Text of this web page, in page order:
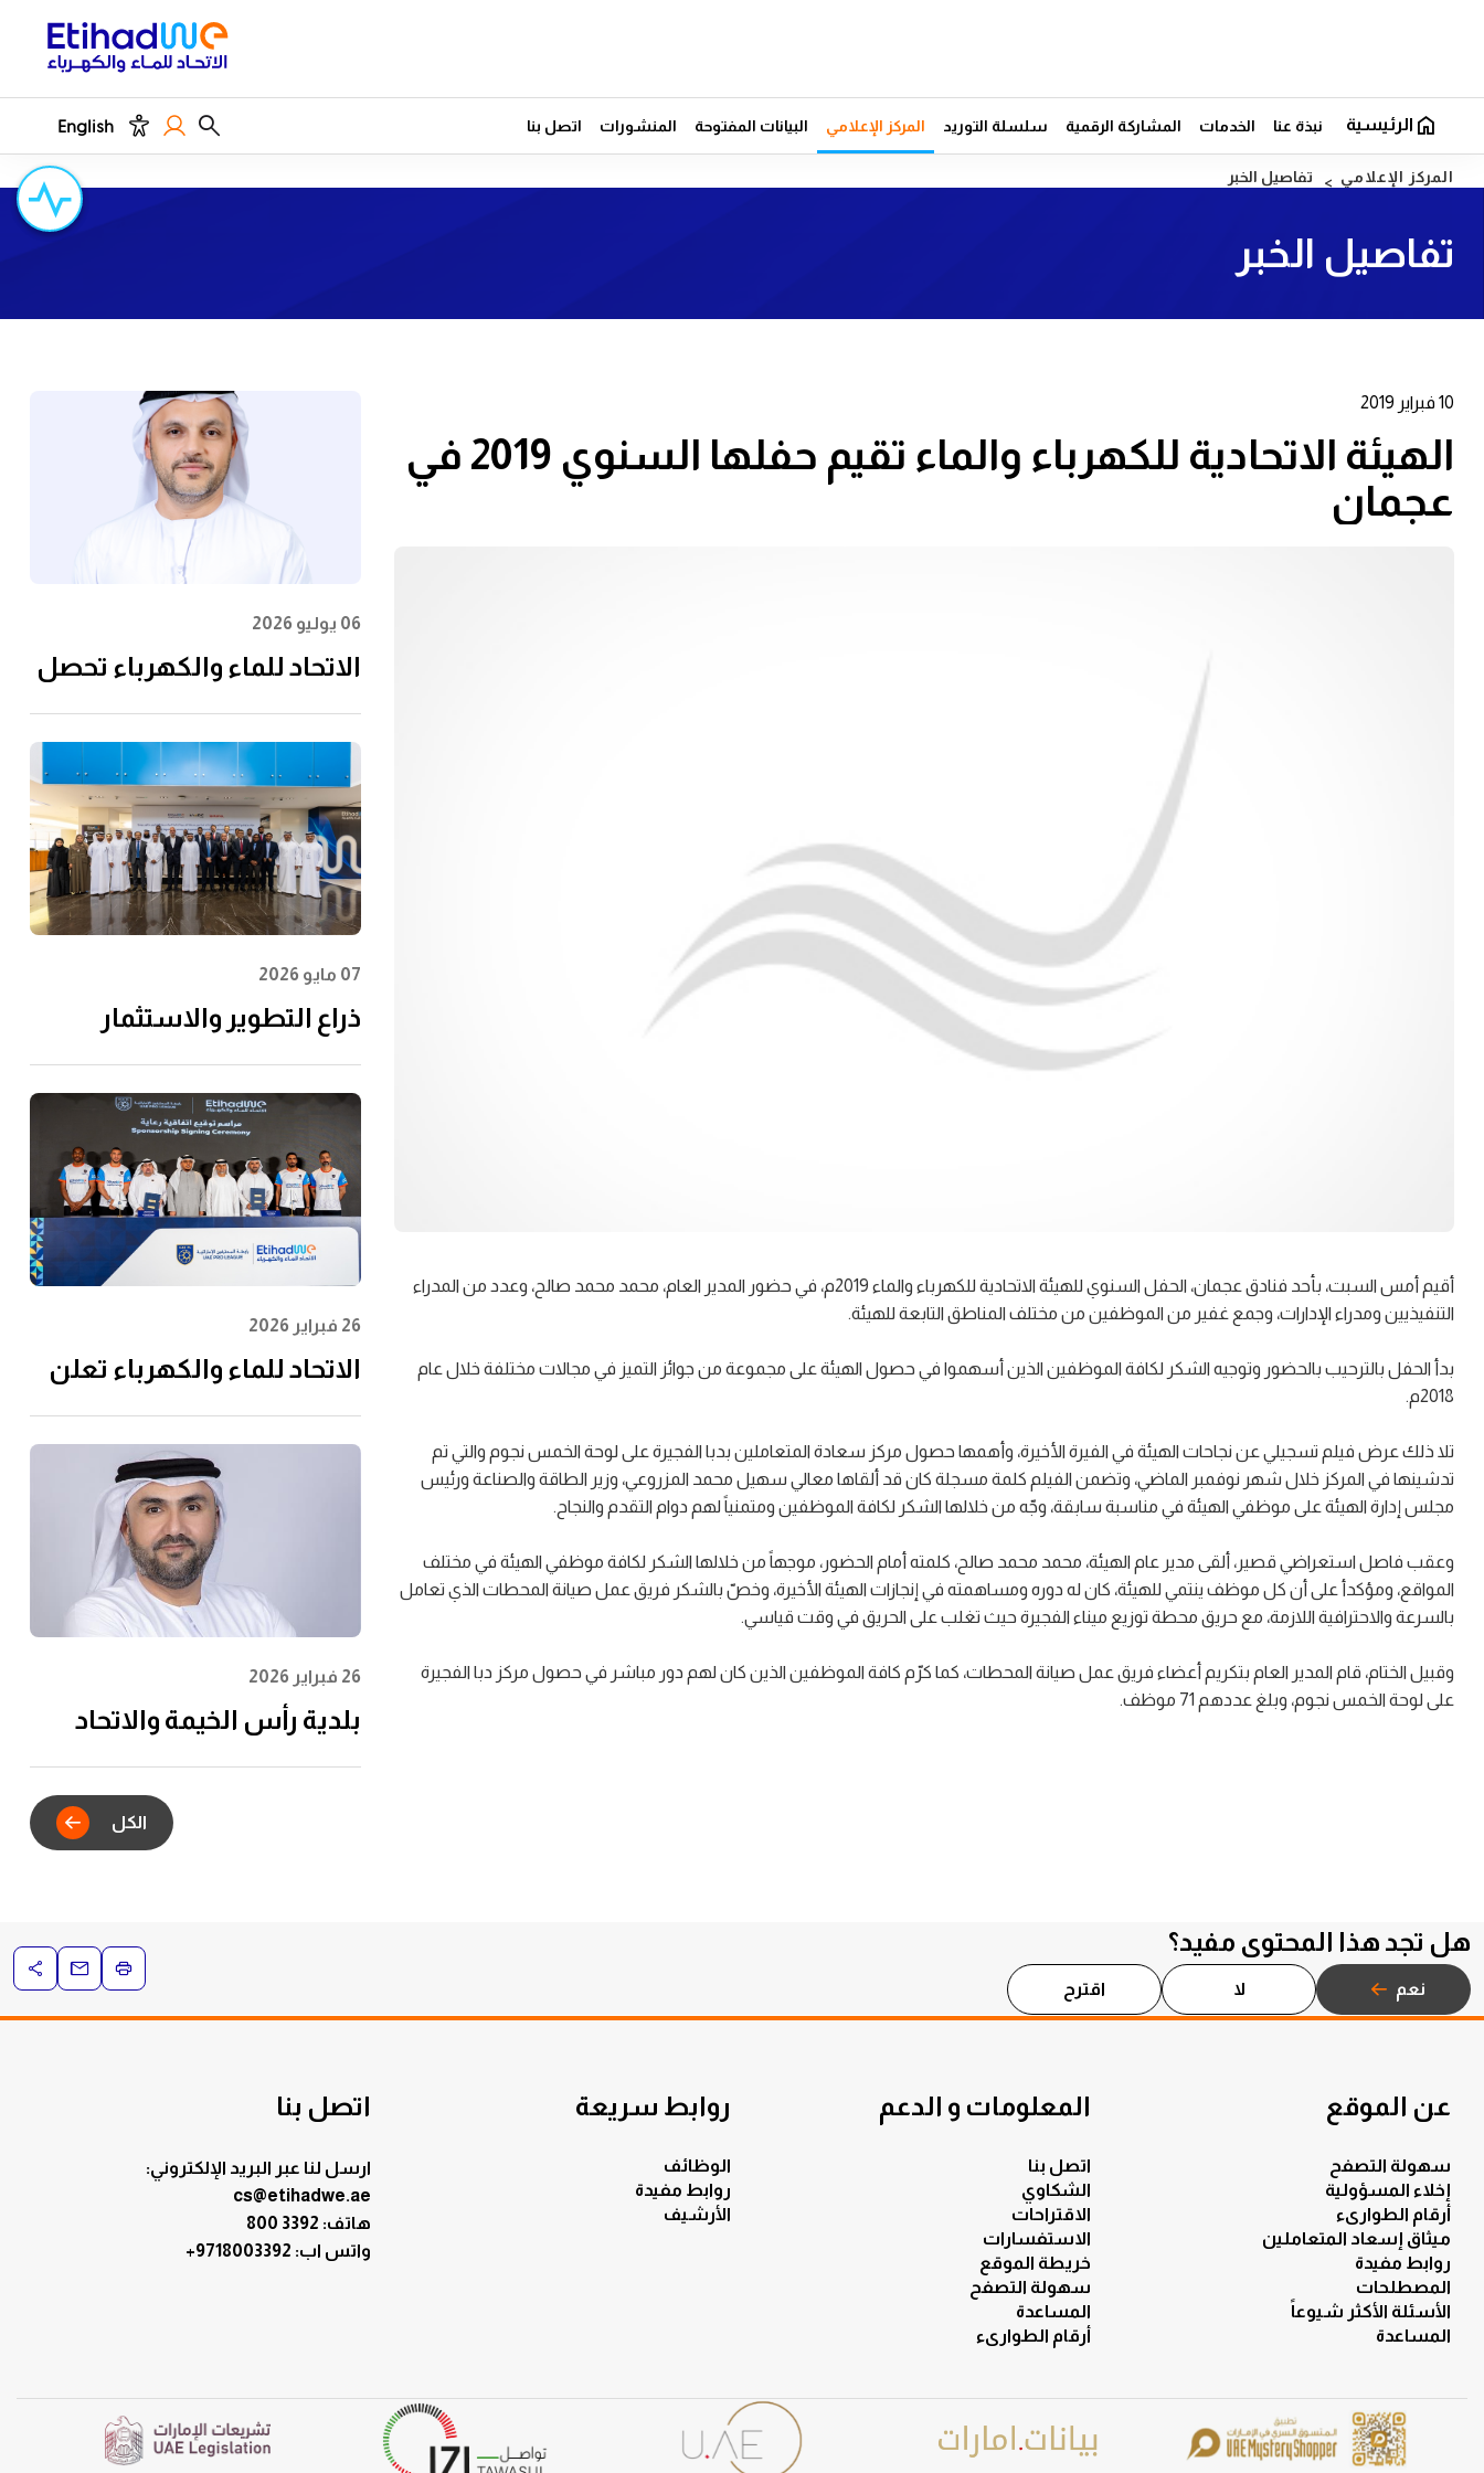
الرئيسية نبذة عنا الخدمات المشاركة الرقمية سلسلة التوريد المركز الإعلامي البيانات المفتوحة المنشورات اتصل بنا English
المركز الإعلامي تفاصيل الخبر
تفاصيل الخبر
10 فبراير 2019
الهيئة الاتحادية للكهرباء والماء تقيم حفلها السنوي 2019 في
عجمان
أقيم أمس السبت، بأحد فنادق عجمان، الحفل السنوي للهيئة الاتحادية للكهرباء والماء 2019م، في حضور المدير العام، محمد محمد صالح، وعدد من المدراء
التنفيذيين ومدراء الإدارات، وجمع غفير من الموظفين من مختلف المناطق التابعة للهيئة.
بدأ الحفل بالترحيب بالحضور وتوجيه الشكر لكافة الموظفين الذين أسهموا في حصول الهيئة على مجموعة من جوائز التميز في مجالات مختلفة خلال عام
2018م.
تلا ذلك عرض فيلم تسجيلي عن نجاحات الهيئة في الفيرة الأخيرة، وأهمها حصول مركز سعادة المتعاملين بدبا الفجيرة على لوحة الخمس نجوم والتي تم
تدشينها في المركز خلال شهر نوفمبر الماضي، وتضمن الفيلم كلمة مسجلة كان قد ألقاها معالي سهيل محمد المزروعي، وزير الطاقة والصناعة ورئيس
مجلس إدارة الهيئة على موظفي الهيئة في مناسبة سابقة، وجّه من خلالها الشكر لكافة الموظفين ومتمنياً لهم دوام التقدم والنجاح.
وعقب فاصل استعراضي قصير، ألقى مدير عام الهيئة، محمد محمد صالح، كلمته أمام الحضور، موجهاً من خلالها الشكر لكافة موظفي الهيئة في مختلف
المواقع، ومؤكدأ على أن كل موظف ينتمي للهيئة، كان له دوره ومساهمته في إنجازات الهيئة الأخيرة، وخصّ بالشكر فريق عمل صيانة المحطات الذي تعامل
بالسرعة والاحترافية اللازمة، مع حريق محطة توزيع ميناء الفجيرة حيث تغلب على الحريق في وقت قياسي.
وقبيل الختام، قام المدير العام بتكريم أعضاء فريق عمل صيانة المحطات، كما كرّم كافة الموظفين الذين كان لهم دور مباشر في حصول مركز دبا الفجيرة
على لوحة الخمس نجوم، وبلغ عددهم 71 موظف.
06 يوليو 2026
الاتحاد للماء والكهرباء تحصل
55001:2024 في إدارة الأصول
07 مايو 2026
ذراع التطوير والاستثمار
والكهرباء" توقِّع اتفاقية مع
إن إم دي سي إنفرا ولانتانيا
لتنفيذ مشروع محطة الفجيرة
للتحلية سعة 60 مليون جالون
يوميًا
26 فبراير 2026
الاتحاد للماء والكهرباء تعلن
الإماراتية لتعزيز مشاركة
الشباب وتعظيم الأثر
26 فبراير 2026
بلدية رأس الخيمة والاتحاد
الشراكة الاستراتيجية للتكامل
الرقمي في خدمات عقود
الكل
هل تجد هذا المحتوى مفيد؟
نعم لا اقترح
عن الموقع
سهولة التصفح
إخلاء المسؤولية
أرقام الطوارىء
ميثاق إسعاد المتعاملين
روابط مفيدة
المصطلحات
الأسئلة الأكثر شيوعاً
المساعدة
المعلومات و الدعم
اتصل بنا
الشكاوي
الاقتراحات
الاستفسارات
خريطة الموقع
سهولة التصفح
المساعدة
أرقام الطوارىء
روابط سريعة
الوظائف
روابط مفيدة
الأرشيف
اتصل بنا
ارسل لنا عبر البريد الإلكتروني:
cs@etihadwe.ae
هاتف: 3392 800
+9718003392 :واتس اب